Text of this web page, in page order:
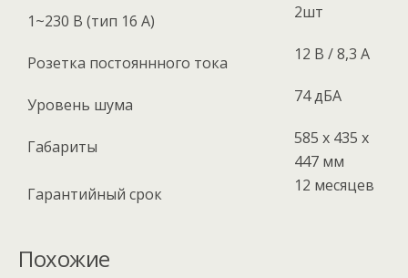
1~230 В (тип 16 А) 2шт
Розетка постояннного тока 12 В / 8,3 А
Уровень шума 74 дБА
Габариты
585 x 435 x
447 мм
Гарантийный срок
12 месяцев
Похожие